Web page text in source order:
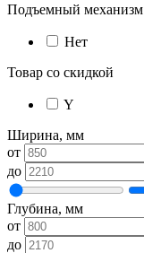
Подъемный механизм
Нет
Товар со скидкой
Y
Ширина, мм
от
до
Глубина, мм
от
до